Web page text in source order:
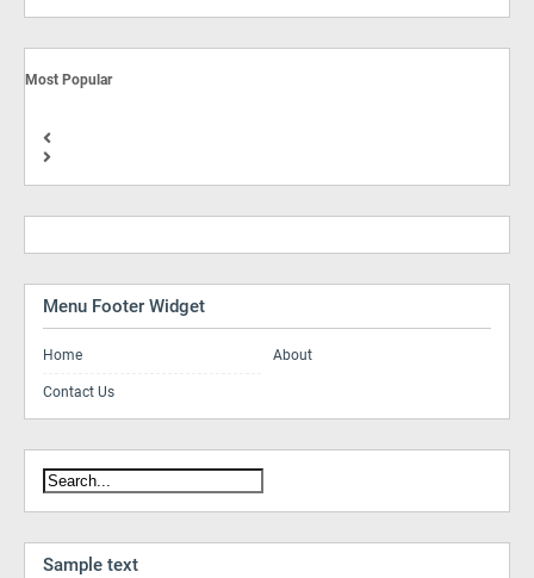
Most Popular
Menu Footer Widget
Home About
Contact Us
Sample text